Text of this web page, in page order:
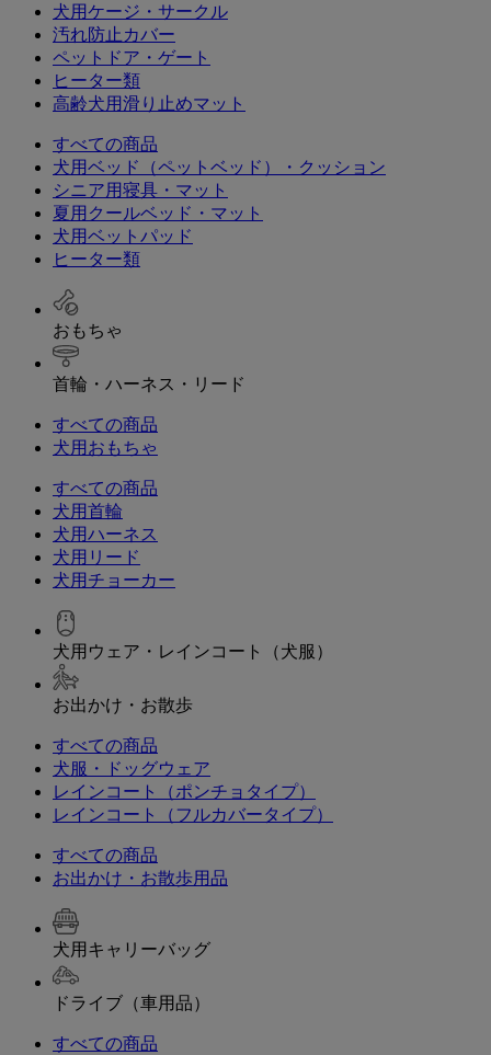
犬用ケージ・サークル
汚れ防止カバー
ペットドア・ゲート
ヒーター類
高齢犬用滑り止めマット
すべての商品
犬用ベッド（ペットベッド）・クッション
シニア用寝具・マット
夏用クールベッド・マット
犬用ベットパッド
ヒーター類
おもちゃ
首輪・ハーネス・リード
すべての商品
犬用おもちゃ
すべての商品
犬用首輪
犬用ハーネス
犬用リード
犬用チョーカー
犬用ウェア・レインコート（犬服）
お出かけ・お散歩
すべての商品
犬服・ドッグウェア
レインコート（ポンチョタイプ）
レインコート（フルカバータイプ）
すべての商品
お出かけ・お散歩用品
犬用キャリーバッグ
ドライブ（車用品）
すべての商品